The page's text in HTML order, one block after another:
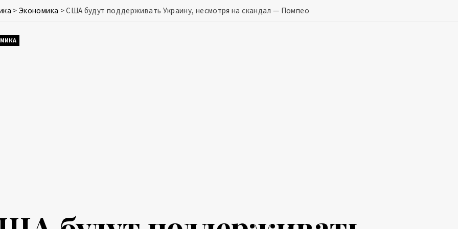
> Экономика >США будут поддерживать Украину, несмотря на скандал — Помпео